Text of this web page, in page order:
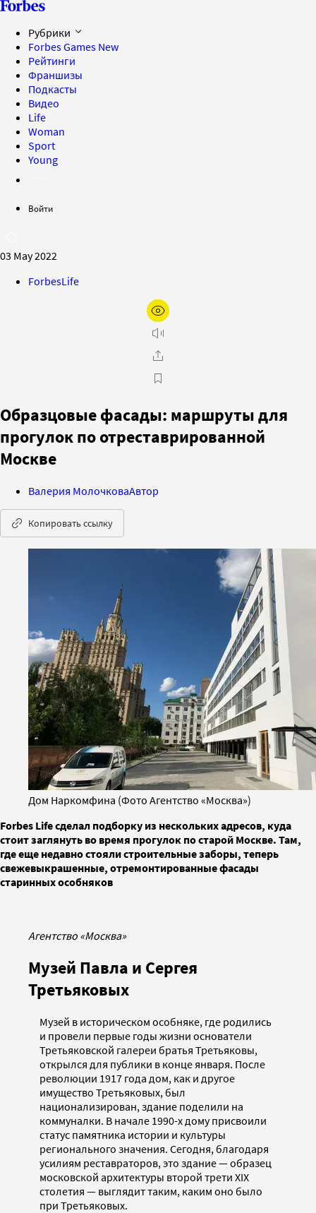
Рубрики
Forbes Games New
Рейтинги
Франшизы
Подкасты
Видео
Life
Woman
Sport
Young
Войти
03 May 2022
ForbesLife
Образцовые фасады: маршруты для
прогулок по отреставрированной
Москве
Валерия МолочковаАвтор
Копировать ссылку
Дом Наркомфина (Фото Агентство «Москва»)
Forbes Life сделал подборку из нескольких адресов, куда
стоит заглянуть во время прогулок по старой Москве. Там,
где еще недавно стояли строительные заборы, теперь
свежевыкрашенные, отремонтированные фасады
старинных особняков
Агентство «Москва»
Музей Павла и Сергея
Третьяковых
Музей в историческом особняке, где родились
и провели первые годы жизни основатели
Третьяковской галереи братья Третьяковы,
открылся для публики в конце января. После
революции 1917 года дом, как и другое
имущество Третьяковых, был
национализирован, здание поделили на
коммуналки. В начале 1990-х дому присвоили
статус памятника истории и культуры
регионального значения. Сегодня, благодаря
усилиям реставраторов, это здание — образец
московской архитектуры второй трети XIX
столетия — выглядит таким, каким оно было
при Третьяковых.